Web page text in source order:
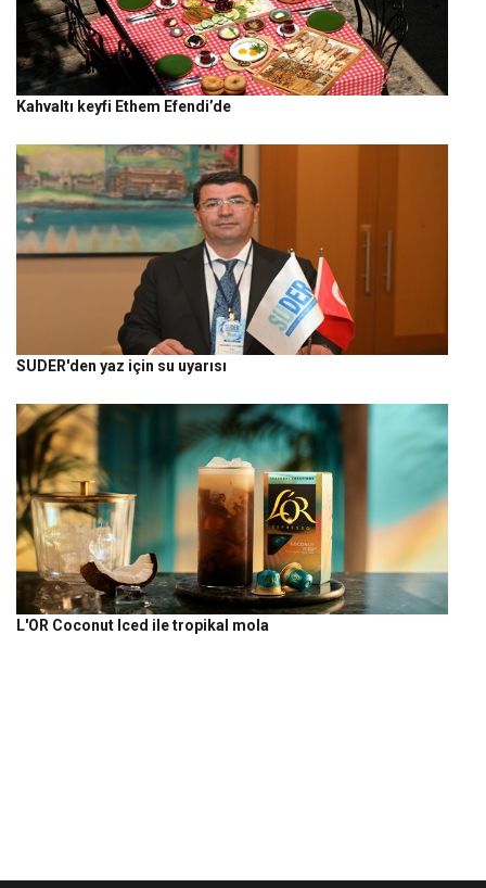
Kahvaltı keyfi Ethem Efendi’de
SUDER'den yaz için su uyarısı
L'OR Coconut Iced ile tropikal mola